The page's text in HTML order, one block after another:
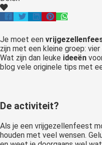
Je moet een
zijn met een kleine groep:
Wat zijn dan leuke ideeën
blog vele originele tips met
De activiteit?
Als je een vrijgezellenfeest
houden met veel wensen.